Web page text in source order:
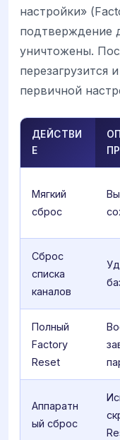
настройки»
подтверждение
уничтожены.
перезагрузится
первичной
ДЕЙСТВИ
Е
Мягкий
сброс
Сброс
списка
каналов
Полный
Factory
Reset
Аппаратн
ый сброс